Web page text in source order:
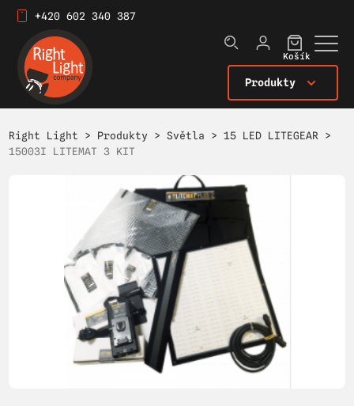
+420 602 340 387
Produkty
Košík
Right Light > Produkty >Světla >15 LED LITEGEAR >
15003I LITEMAT 3 KIT